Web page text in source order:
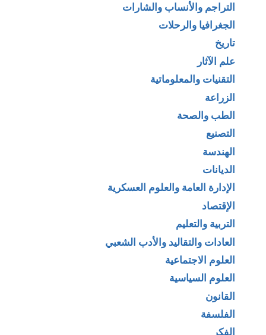
التراجم والأنساب والشارات
الجغرافيا والرحلات
تاريخ
علم الآثار
التقنيات والمعلوماتية
الزراعة
الطب والصحة
التصنيع
الهندسة
الديانات
الإدارة العامة والعلوم العسكرية
الإقتصاد
التربية والتعليم
العادات والتقاليد والأدب الشعبي
العلوم الاجتماعية
العلوم السياسية
القانون
الفلسفة
الفكر